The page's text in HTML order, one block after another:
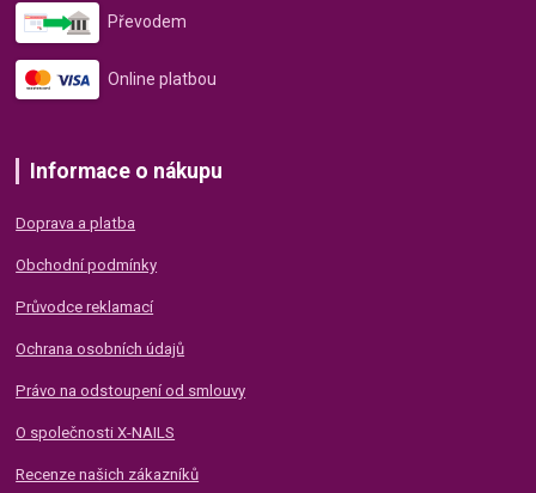
Převodem
Online platbou
Informace o nákupu
Doprava a platba
Obchodní podmínky
Průvodce reklamací
Ochrana osobních údajů
Právo na odstoupení od smlouvy
O společnosti X-NAILS
Recenze našich zákazníků